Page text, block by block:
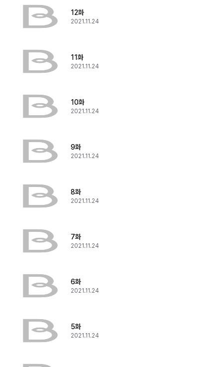
12화
2021.11.24
11화
2021.11.24
10화
2021.11.24
9화
2021.11.24
8화
2021.11.24
7화
2021.11.24
6화
2021.11.24
5화
2021.11.24